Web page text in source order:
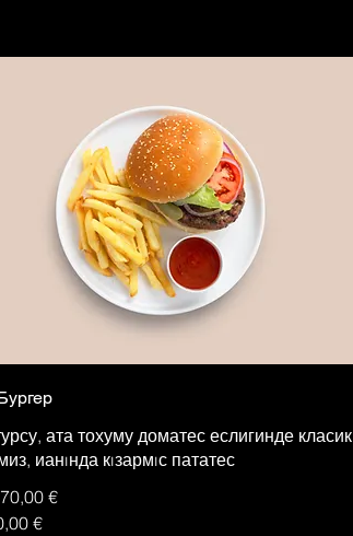
ата тохуму доматес еслигинде класик
ианıнда кıзармıс пататес
70,00 €
€